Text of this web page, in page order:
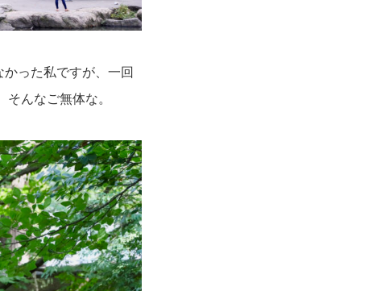
った私ですが、一回
んなご無体な。